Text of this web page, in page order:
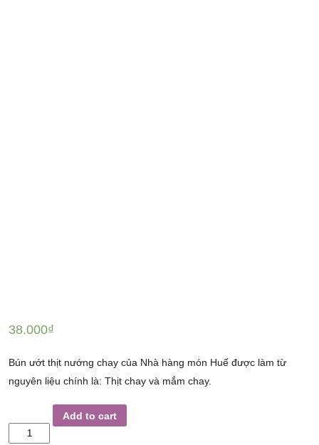
38.000₫
Bún ướt thịt nướng chay của Nhà hàng món Huế được làm từ
nguyên liệu chính là: Thịt chay và mắm chay.
ƯỚT
Add to cart